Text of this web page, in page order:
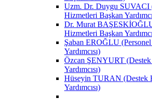
Uzm. Dr. Duygu SUVACI
Hizmetleri Başkan
Dr. Murat
Hizmetleri Başkan
Şaban EROĞLU
Yardımcısı)
Özcan ŞENYURT
Yardımcısı)
Hüseyin TURAN (Destek
Yardımcısı)